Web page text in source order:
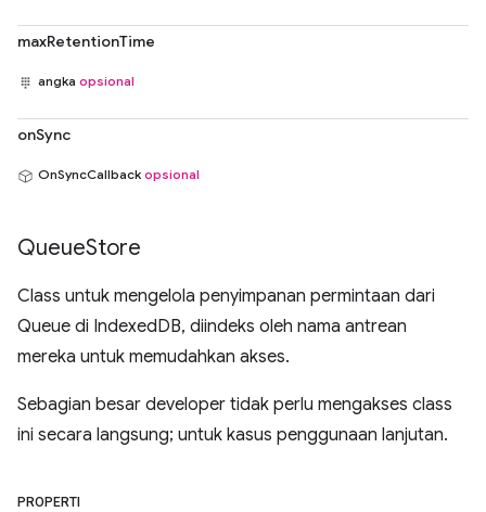
maxRetentionTime
angka opsional
onSync
OnSyncCallback opsional
QueueStore
Class untuk mengelola penyimpanan permintaan dari
Queue di IndexedDB, diindeks oleh nama antrean
mereka untuk memudahkan akses.
Sebagian besar developer tidak perlu mengakses class
ini secara langsung; untuk kasus penggunaan lanjutan.
PROPERTI